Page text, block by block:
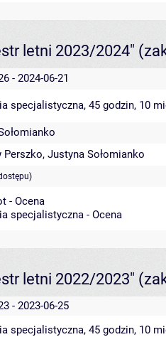
letni 2023/2024"
- 2024-06-21
specjalistyczna, 45 godzin, 10
Perszko, Justyna Sołomianko
- Ocena
specjalistyczna - Ocena
letni 2022/2023"
- 2023-06-25
specjalistyczna, 45 godzin, 10